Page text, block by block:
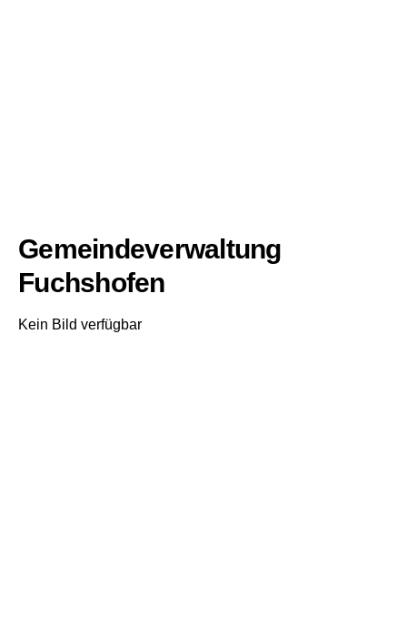
Gemeindeverwaltung
Fuchshofen
Kein Bild verfügbar